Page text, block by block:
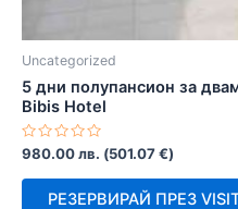
Uncategorized
5 дни полупансион за
Bibis Hotel
Оценено
с
0
980.00лв. (501.07€)
РЕЗЕРВИРАЙ ПРЕЗ